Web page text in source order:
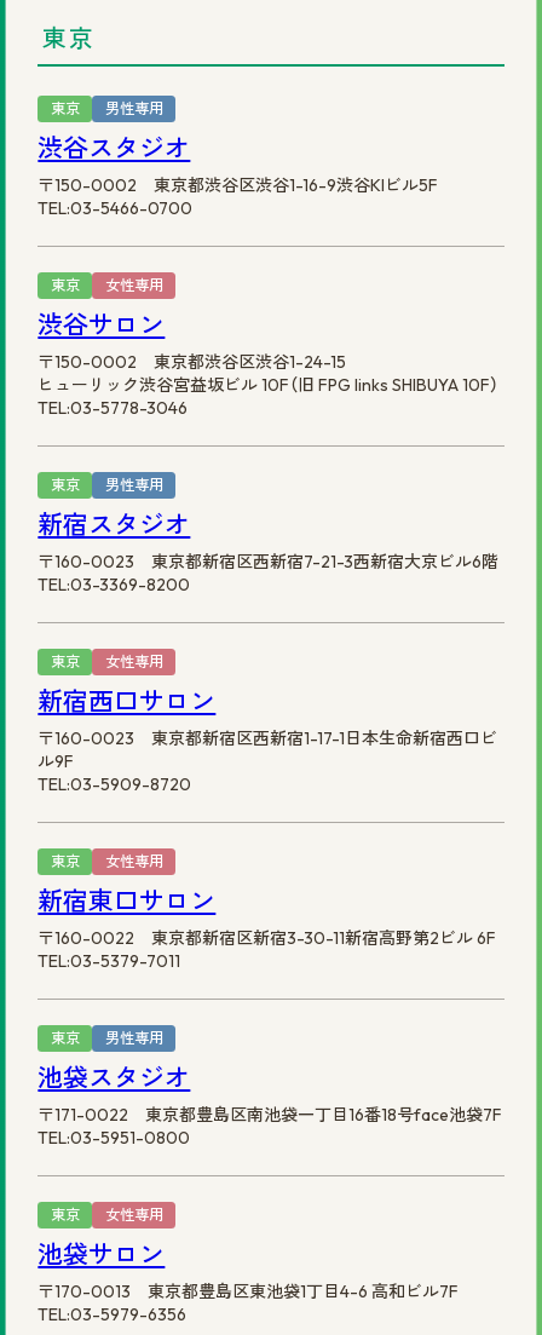
東京
東京 男性専用
渋谷スタジオ
〒150-0002 東京都渋谷区渋谷1-16-9渋谷KIビル5F
TEL:03-5466-0700
東京 女性専用
渋谷サロン
〒150-0002 東京都渋谷区渋谷1-24-15
ヒューリック渋谷宮益坂ビル 10F（旧 FPG links SHIBUYA 10F）
TEL:03-5778-3046
東京 男性専用
新宿スタジオ
〒160-0023 東京都新宿区西新宿7-21-3西新宿大京ビル6階
TEL:03-3369-8200
東京 女性専用
新宿西口サロン
〒160-0023 東京都新宿区西新宿1-17-1日本生命新宿西口ビ
ル9F
TEL:03-5909-8720
東京 女性専用
新宿東口サロン
〒160-0022 東京都新宿区新宿3-30-11新宿高野第2ビル 6F
TEL:03-5379-7011
東京 男性専用
池袋スタジオ
〒171-0022 東京都豊島区南池袋一丁目16番18号face池袋7F
TEL:03-5951-0800
東京 女性専用
池袋サロン
〒170-0013 東京都豊島区東池袋1丁目4-6 高和ビル7F
TEL:03-5979-6356